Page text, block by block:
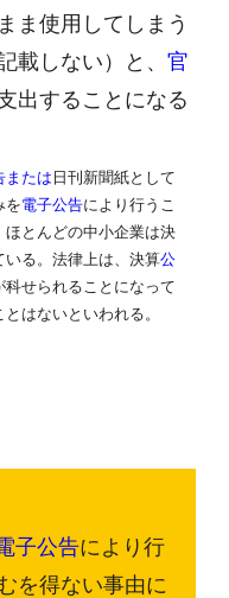
ま使用してしまう
載しない）と、 官
出することになる
または日刊新聞紙として
を電子公告により行うこ
ほとんどの中小企業は決
る。法律上は、決算公
科せられることになって
はないといわれる。
子公告により行
を得ない事由に